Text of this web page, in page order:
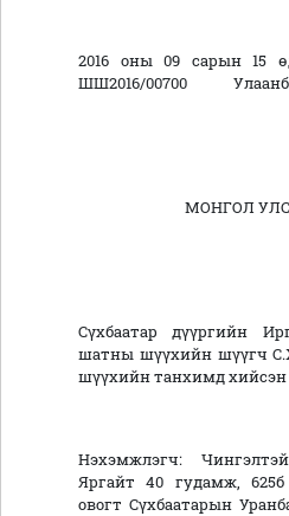
2016 оны 09 сарын
ШШ2016/00700
МОНГОЛ УЛСЫН
Сүхбаатар дүүргийн
шатны шүүхийн шүүгч
шүүхийн танхимд хийсэн
Нэхэмжлэгч:
Яргайт 40 гудамж,
овогт Сүхбаатарын